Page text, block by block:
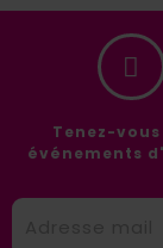
Tenez-
événements